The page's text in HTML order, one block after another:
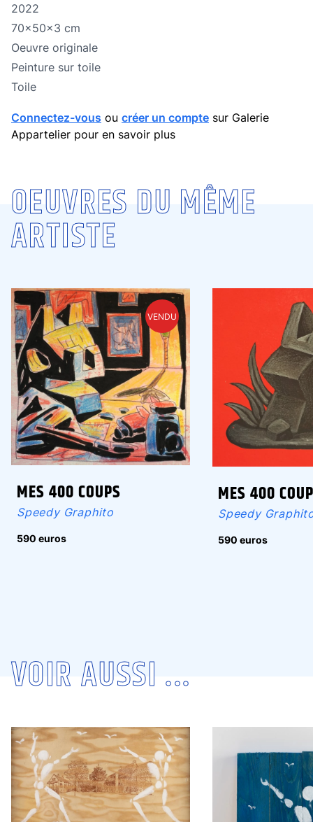
Année de réalisation
2022
Dimensions
70x50x3 cm
Oeuvre originale
Oeuvre originale
Technique
Peinture sur toile
Technique
Toile
Connectez-vous ou créer un compte sur Galerie
Appartelier pour en savoir plus
OEUVRES DU MÊME
ARTISTE
MES 400 COUPS
Speedy Graphito
590 euros
VENDU
MES 400
Speedy
590 euros
VOIR AUSSI ...